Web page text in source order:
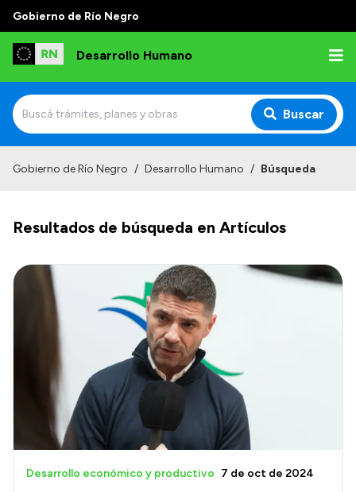
Gobierno de Río Negro
Desarrollo Humano
Buscar
Misión
Autoridades
Delegaciones
Normativa
Transparencia
Presupuesto
Boletín Oficial
Compras y licitaciones
Gobierno de Río Negro / Desarrollo Humano / Búsqueda
Resultados de búsqueda en Artículos
Desarrollo económico y productivo 7 de oct de 2024